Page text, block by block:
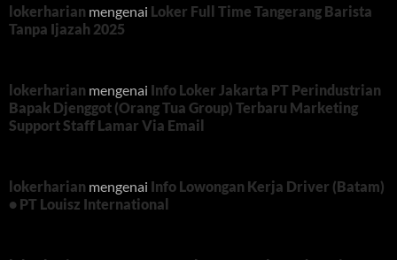
lokerharian mengenai Loker Full Time Tangerang Barista
Tanpa Ijazah 2025
lokerharian mengenai Info Loker Jakarta PT Perindustrian
Bapak Djenggot (Orang Tua Group) Terbaru Marketing
Support Staff Lamar Via Email
lokerharian mengenai Info Lowongan Kerja Driver (Batam)
• PT Louisz International